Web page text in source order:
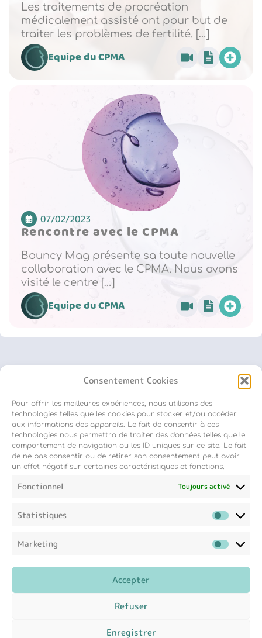
Consentement Cookies
Pour offrir les meilleures expériences, nous utilisons des
technologies telles que les cookies pour stocker et/ou accéder
aux informations des appareils. Le fait de consentir à ces
technologies nous permettra de traiter des données telles que le
comportement de navigation ou les ID uniques sur ce site. Le fait
de ne pas consentir ou de retirer son consentement peut avoir
un effet négatif sur certaines caractéristiques et fonctions.
Fonctionnel Toujours activé
Statistiques
Marketing
Accepter
Refuser
Enregistrer
Les traitements de procréation
médicalement assisté ont pour but de
traiter les problèmes de fertilité. […]
Equipe du CPMA
07/02/2023
Rencontre avec le CPMA
Bouncy Mag présente sa toute nouvelle
collaboration avec le CPMA. Nous avons
visité le centre […]
Equipe du CPMA
Inscription newsletter